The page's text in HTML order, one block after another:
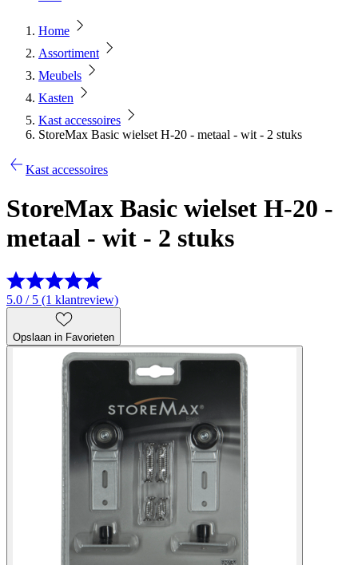
Home
Assortiment
Meubels
Kasten
Kast accessoires
StoreMax Basic wielset H-20 - metaal - wit - 2 stuks
Kast accessoires
StoreMax Basic wielset H-20 -
metaal - wit - 2 stuks
5.0 / 5 (1 klantreview)
Opslaan in Favorieten